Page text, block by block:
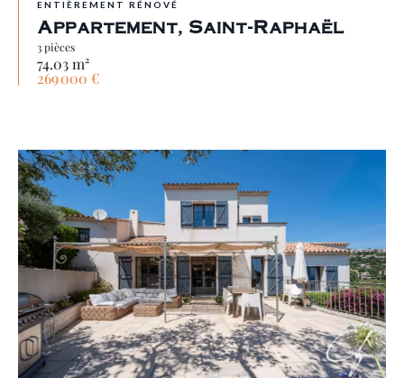
ENTIÈREMENT RÉNOVÉ
Appartement, Saint-Raphaël
3 pièces
74.03 m²
269 000 €